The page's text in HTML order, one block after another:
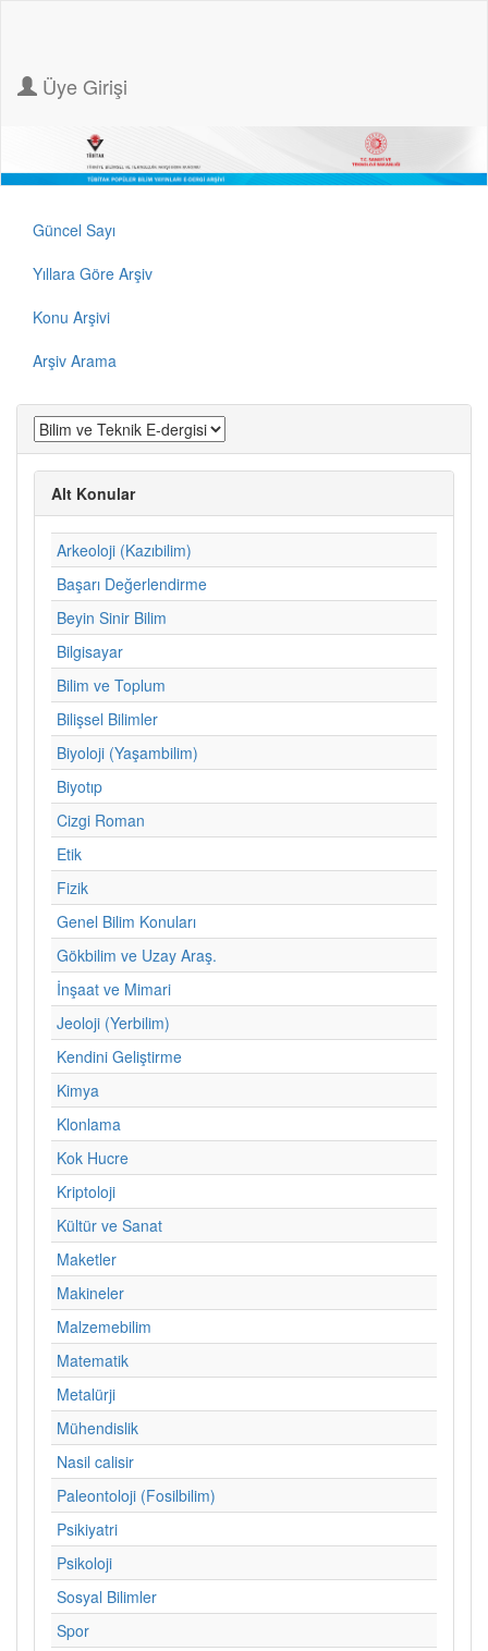
Üye Girişi
Güncel Sayı
Yıllara Göre Arşiv
Konu Arşivi
Arşiv Arama
Alt Konular
Arkeoloji (Kazıbilim)
Başarı Değerlendirme
Beyin Sinir Bilim
Bilgisayar
Bilim ve Toplum
Bilişsel Bilimler
Biyoloji (Yaşambilim)
Biyotıp
Cizgi Roman
Etik
Fizik
Genel Bilim Konuları
Gökbilim ve Uzay Araş.
İnşaat ve Mimari
Jeoloji (Yerbilim)
Kendini Geliştirme
Kimya
Klonlama
Kok Hucre
Kriptoloji
Kültür ve Sanat
Maketler
Makineler
Malzemebilim
Matematik
Metalürji
Mühendislik
Nasil calisir
Paleontoloji (Fosilbilim)
Psikiyatri
Psikoloji
Sosyal Bilimler
Spor